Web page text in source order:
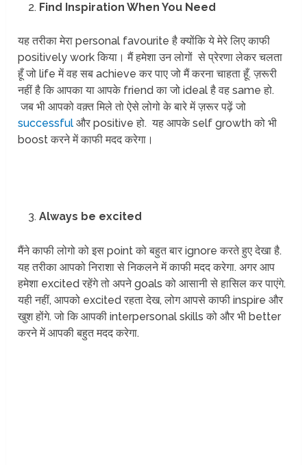
Find Inspiration When You Need
यह तरीका मेरा personal favourite है क्योंकि ये मेरे लिए काफी
positively work किया। मैं हमेशा उन लोगों से प्रेरणा लेकर चलता
हूँ जो life में वह सब achieve कर पाए जो मैं करना चाहता हूँ. ज़रूरी
नहीं है कि आपका या आपके friend का जो ideal है वह same हो.
जब भी आपको वक़्त मिले तो ऐसे लोगो के बारे में ज़रूर पढ़ें जो
successful और positive हो. यह आपके self growth को भी
boost करने में काफी मदद करेगा।
Always be excited
मैंने काफी लोगो को इस point को बहुत बार ignore करते हुए देखा है.
यह तरीका आपको निराशा से निकलने में काफी मदद करेगा. अगर आप
हमेशा excited रहेंगे तो अपने goals को आसानी से हासिल कर पाएंगे.
यही नहीं, आपको excited रहता देख, लोग आपसे काफी inspire और
खुश होंगे. जो कि आपकी interpersonal skills को और भी better
करने में आपकी बहुत मदद करेगा.